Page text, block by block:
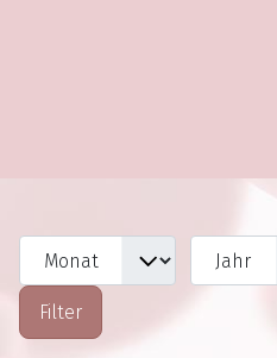
Filter
Monat Jahr
Filter